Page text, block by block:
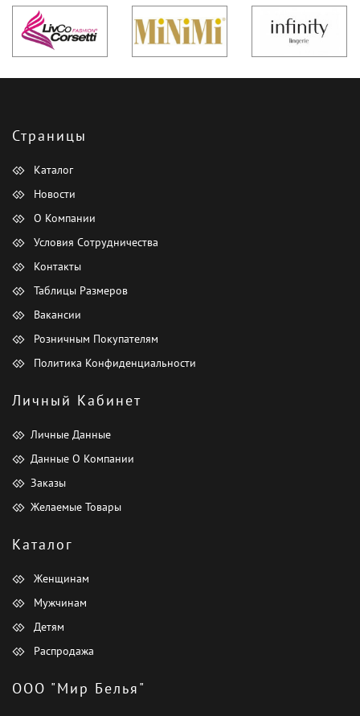
Страницы
Каталог
Новости
О Компании
Условия Сотрудничества
Контакты
Таблицы Размеров
Вакансии
Розничным Покупателям
Политика Конфиденциальности
Личный Кабинет
Личные Данные
Данные О Компании
Заказы
Желаемые Товары
Каталог
Женщинам
Мужчинам
Детям
Распродажа
ООО "Мир Белья"